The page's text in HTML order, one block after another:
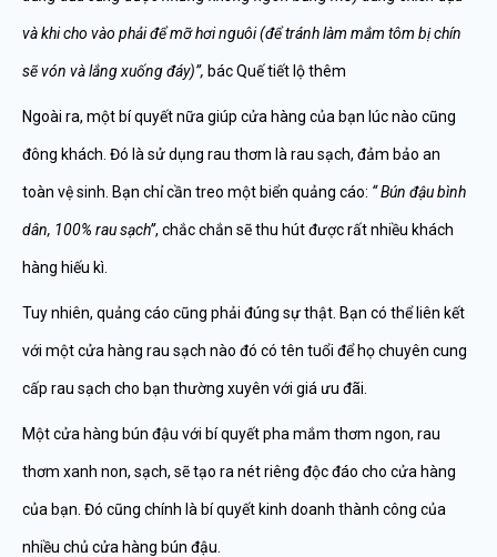
và khi cho vào phải để mỡ hơi nguôi (để tránh làm mắm tôm bị chín
sẽ vón và lắng xuống đáy)”, bác Quế tiết lộ thêm
Ngoài ra, một bí quyết nữa giúp cửa hàng của bạn lúc nào cũng
đông khách. Đó là sử dụng rau thơm là rau sạch, đảm bảo an
toàn vệ sinh. Bạn chỉ cần treo một biển quảng cáo: “ Bún đậu bình
dân, 100% rau sạch”, chắc chắn sẽ thu hút được rất nhiều khách
hàng hiếu kì.
Tuy nhiên, quảng cáo cũng phải đúng sự thật. Bạn có thể liên kết
với một cửa hàng rau sạch nào đó có tên tuổi để họ chuyên cung
cấp rau sạch cho bạn thường xuyên với giá ưu đãi.
Một cửa hàng bún đậu với bí quyết pha mắm thơm ngon, rau
thơm xanh non, sạch, sẽ tạo ra nét riêng độc đáo cho cửa hàng
của bạn. Đó cũng chính là bí quyết kinh doanh thành công của
nhiều chủ cửa hàng bún đậu.